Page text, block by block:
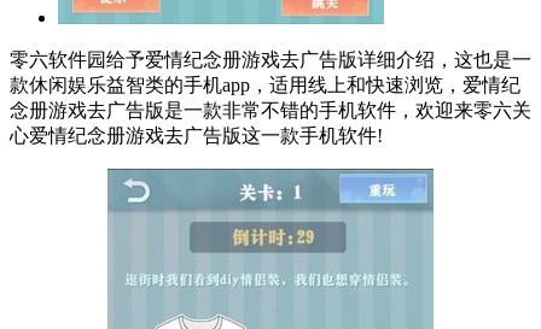
零六软件园给予爱情纪念册游戏去广告版详细介绍，这也是一
款休闲娱乐益智类的手机app，适用线上和快速浏览，爱情纪
念册游戏去广告版是一款非常不错的手机软件，欢迎来零六关
心爱情纪念册游戏去广告版这一款手机软件!